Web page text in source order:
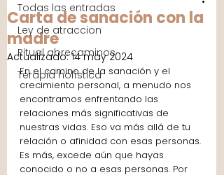
Todas las entradas
Ley de atraccion
Ritual abrecaminos
Terapia holística
Carta de sanación con la
madre
Actualizado:14 may 2024
En el camino de la sanación y el
crecimiento personal, a menudo nos
encontramos enfrentando las
relaciones más significativas de
nuestras vidas. Eso va más allá de tu
relación o afinidad con esas personas.
Es más, excede aún que hayas
conocido o no a esas personas. Por